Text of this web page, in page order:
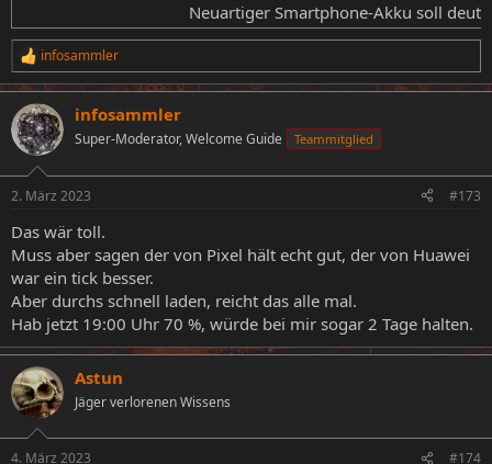
Neuartiger Smartphone-Akku soll
R
e
a
k
t
i
e
:
infosammler
infosammler
Super-Moderator, Welcome Guide Teammitglied
2. März 2023 #173
Das wär toll.
Muss aber sagen der von Pixel hält echt gut, der von Huawei
war ein tick besser.
Aber durchs schnell laden, reicht das alle mal.
Hab jetzt 19:00 Uhr 70 %, würde bei mir sogar 2 Tage halten.
Astun
Jäger verlorenen Wissens
4. März 2023 #174